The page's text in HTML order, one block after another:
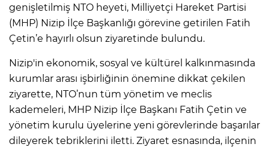
genişletilmiş NTO heyeti, Milliyetçi Hareket Partisi
(MHP) Nizip İlçe Başkanlığı görevine getirilen Fatih
Çetin’e hayırlı olsun ziyaretinde bulundu.
Nizip'in ekonomik, sosyal ve kültürel kalkınmasında
kurumlar arası işbirliğinin önemine dikkat çekilen
ziyarette, NTO’nun tüm yönetim ve meclis
kademeleri, MHP Nizip İlçe Başkanı Fatih Çetin ve
yönetim kurulu üyelerine yeni görevlerinde başarılar
dileyerek tebriklerini iletti. Ziyaret esnasında, ilçenin